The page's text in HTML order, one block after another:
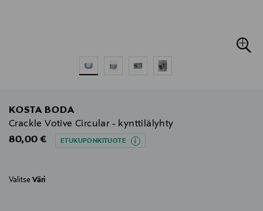
KOSTA BODA
Crackle Votive Circular - kynttilälyhty
Original Price
80,00 € ETUKUPONKITUOTE
Valitse Väri